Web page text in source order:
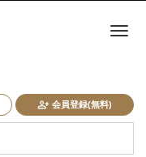
会員登録(無料)
ナ